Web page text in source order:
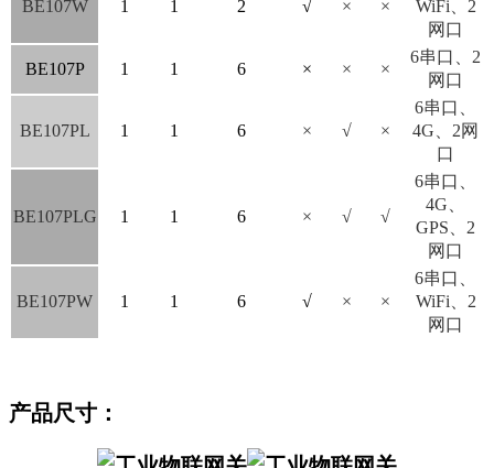
BE107W 1 1 2 √ × ×
WiFi、2
网口
BE107P 1 1 6 × × ×
6串口、2
网口
BE107PL 1 1 6 × √ ×
6串口、
4G、2网
口
BE107PLG 1 1 6 × √ √
6串口、
4G、
GPS、2
网口
BE107PW 1 1 6 √ × ×
6串口、
WiFi、2
网口
产品尺寸：